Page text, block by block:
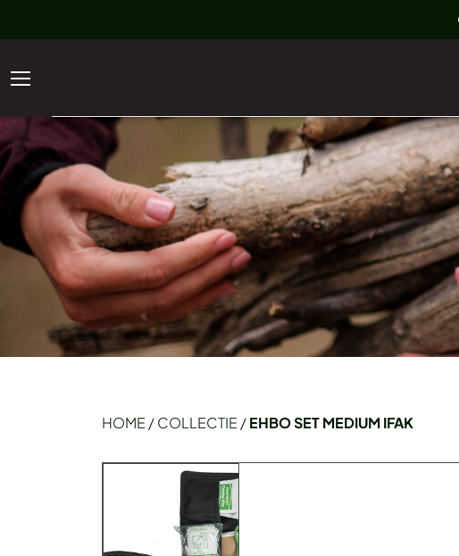
HOME /COLLECTIE /EHBO SET MEDIUM IFAK